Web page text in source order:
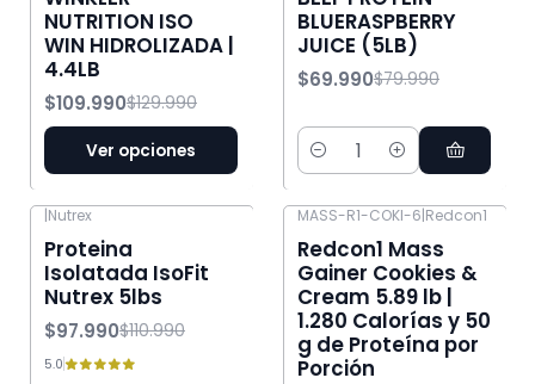
NUTRITION ISO
WIN HIDROLIZADA |
4.4LB
$109.990$129.990
Ver opciones
BLUERASPBERRY
JUICE (5LB)
$69.990$79.990
Cantidad
Nutrex
Proteina
Isolatada IsoFit
Nutrex 5lbs
$97.990$110.990
5.0
MASS-R1-COKI-6 Redcon1
Redcon1 Mass
Gainer Cookies &
Cream 5.89 lb |
1.280 Calorías y 50
g de Proteína por
Porción